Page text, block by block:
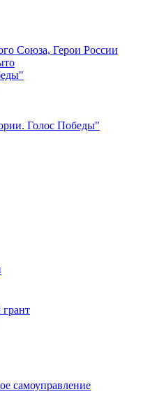
Союза, Герои России
Голос Победы"
самоуправление